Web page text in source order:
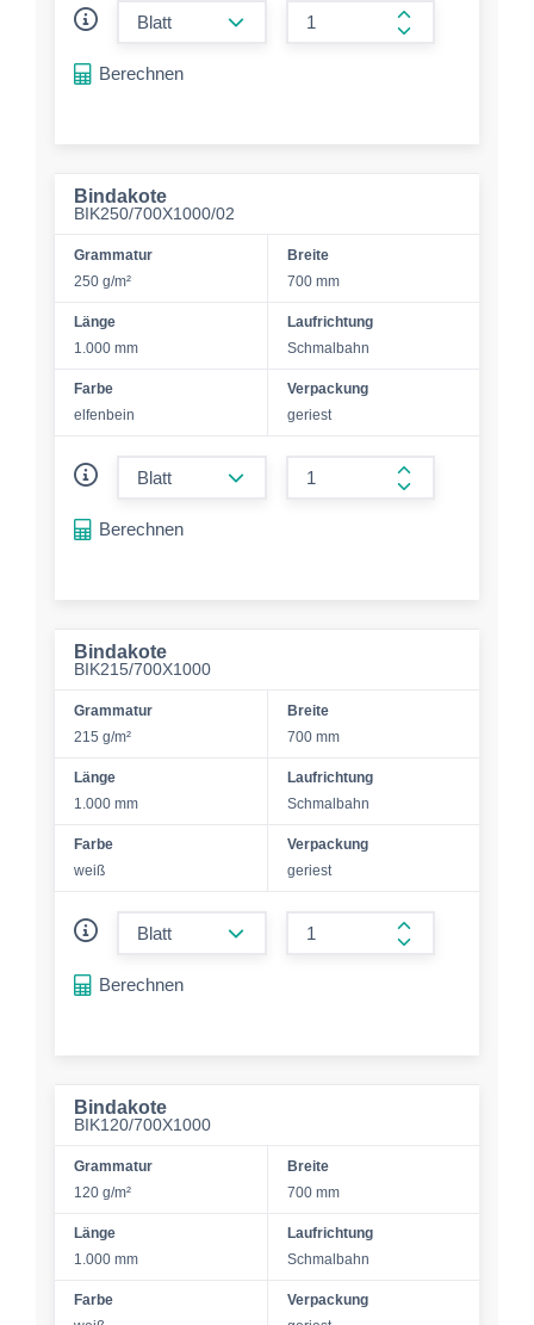
form.increase-
Berechnen
Bindakote
BIK250/700X1000/02
Grammatur
250 g/m²
Breite
700 mm
Länge
1.000 mm
Laufrichtung
Schmalbahn
Farbe
elfenbein
Verpackung
geriest
form.increase-
Berechnen
Bindakote
BIK215/700X1000
Grammatur
215 g/m²
Breite
700 mm
Länge
1.000 mm
Laufrichtung
Schmalbahn
Farbe
weiß
Verpackung
geriest
form.increase-
Berechnen
Bindakote
BIK120/700X1000
Grammatur
120 g/m²
Breite
700 mm
Länge
1.000 mm
Laufrichtung
Schmalbahn
Farbe
Verpackung